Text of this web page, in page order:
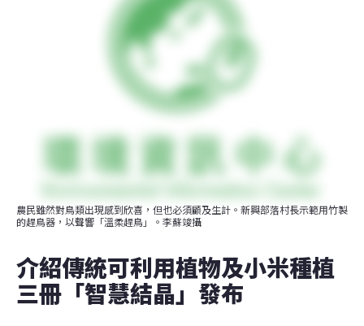
農民雖然對鳥類出現感到欣喜，但也必須顧及生計。新興部落村長示範用竹製
的趕鳥器，以聲響「溫柔趕鳥」。李蘇竣攝
介紹傳統可利用植物及小米種植
三冊「智慧結晶」發布